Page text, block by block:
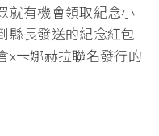
就有機會領取紀念小
縣長發送的紀念紅包
x卡娜赫拉聯名發行的